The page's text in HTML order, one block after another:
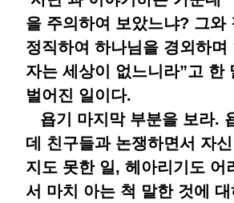
을 주의하여 보았느냐? 그와
정직하여 하나님을 경외하며
자는 세상이 없느니라”고 한
벌어진 일이다.
욥기 마지막 부분을 보라.
데 친구들과 논쟁하면서 자
지도 못한 일, 헤아리기도 어
서 마치 아는 척 말한 것에